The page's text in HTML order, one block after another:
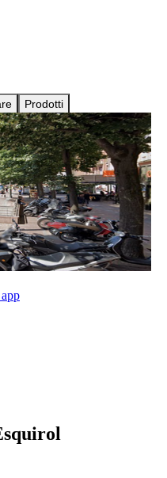
Prodotti